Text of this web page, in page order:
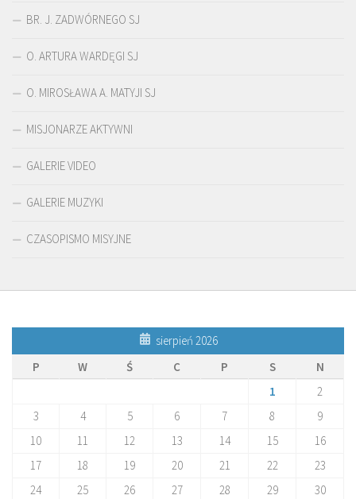
BR. J. ZADWÓRNEGO SJ
O. ARTURA WARDĘGI SJ
O. MIROSŁAWA A. MATYJI SJ
MISJONARZE AKTYWNI
GALERIE VIDEO
GALERIE MUZYKI
CZASOPISMO MISYJNE
sierpień 2026
P
W Ś C P S
N
1
2
3
4 5 6 7 8
9
10
11 12 13 14 15
16
17
18 19 20 21 22
23
24
25 26 27 28 29
30